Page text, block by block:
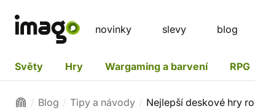
novinky slevy blog
Světy Hry Wargaming a barvení RPG
Blog Tipy a návody Nejlepší deskové hry